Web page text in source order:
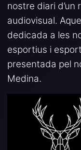
nostre diari
audiovisual.
dedicada a les
esportius i
presentada pel
Medina.